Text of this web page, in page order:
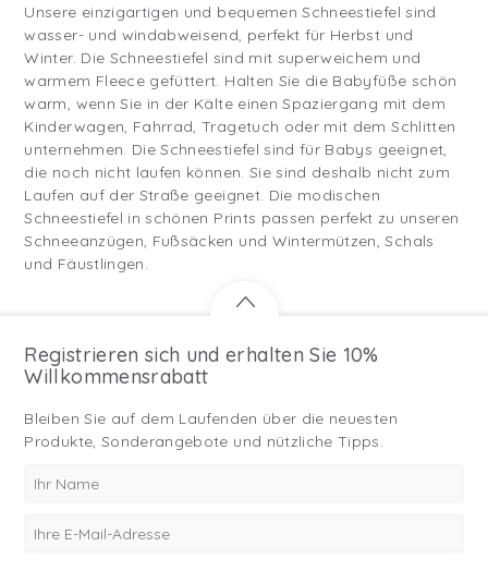
Unsere einzigartigen und bequemen Schneestiefel sind
wasser- und windabweisend, perfekt für Herbst und
Winter. Die Schneestiefel sind mit superweichem und
warmem Fleece gefüttert. Halten Sie die Babyfüße schön
warm, wenn Sie in der Kälte einen Spaziergang mit dem
Kinderwagen, Fahrrad, Tragetuch oder mit dem Schlitten
unternehmen. Die Schneestiefel sind für Babys geeignet,
die noch nicht laufen können. Sie sind deshalb nicht zum
Laufen auf der Straße geeignet. Die modischen
Schneestiefel in schönen Prints passen perfekt zu unseren
Schneeanzügen, Fußsäcken und Wintermützen, Schals
und Fäustlingen.
Registrieren sich und erhalten Sie 10%
Willkommensrabatt
Bleiben Sie auf dem Laufenden über die neuesten
Produkte, Sonderangebote und nützliche Tipps.